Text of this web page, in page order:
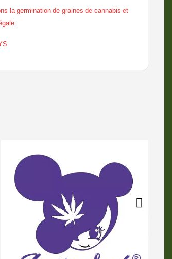
la germination de graines de cannabis et